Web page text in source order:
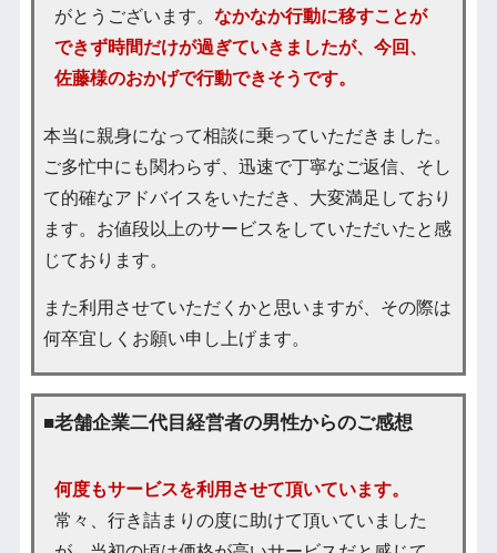
がとうございます。 なかなか行動に移すことが
できず時間だけが過ぎていきましたが、今回、
佐藤様のおかげで行動できそうです。
本当に親身になって相談に乗っていただきました。
ご多忙中にも関わらず、迅速で丁寧なご返信、そし
て的確なアドバイスをいただき、大変満足しており
ます。お値段以上のサービスをしていただいたと感
じております。
また利用させていただくかと思いますが、その際は
何卒宜しくお願い申し上げます。
■老舗企業二代目経営者の男性からのご感想
何度もサービスを利用させて頂いています。
常々、行き詰まりの度に助けて頂いていました